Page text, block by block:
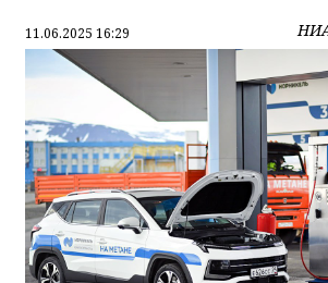
11.06.2025 16:29